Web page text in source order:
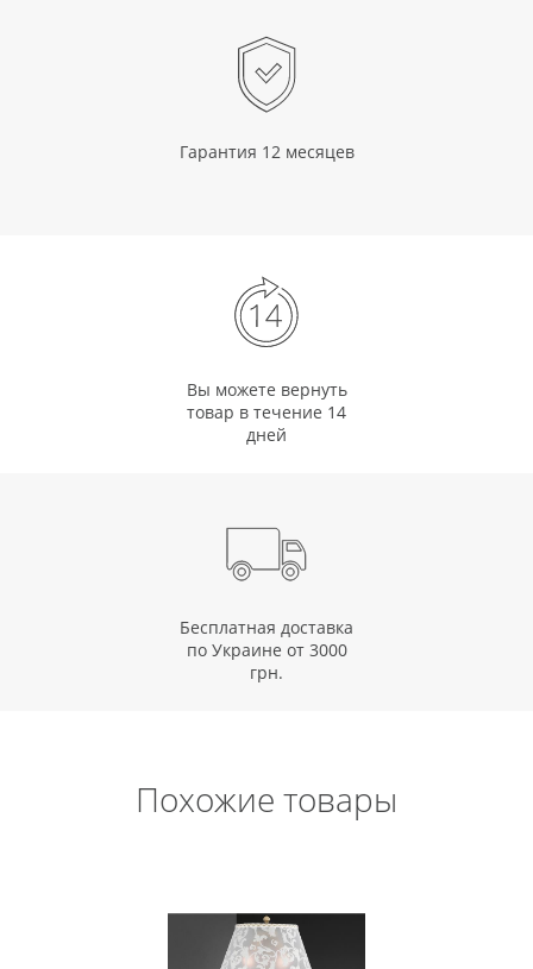
Гарантия 12 месяцев
Вы можете вернуть
товар в течение 14
дней
Бесплатная доставка
по Украине от 3000
грн.
Похожие товары